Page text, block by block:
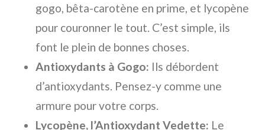
gogo, bêta-carotène en prime, et lycopène
pour couronner le tout. C’est simple, ils
font le plein de bonnes choses.
Antioxydants à Gogo: Ils débordent
d’antioxydants. Pensez-y comme une
armure pour votre corps.
Lycopène, l’Antioxydant Vedette: Le